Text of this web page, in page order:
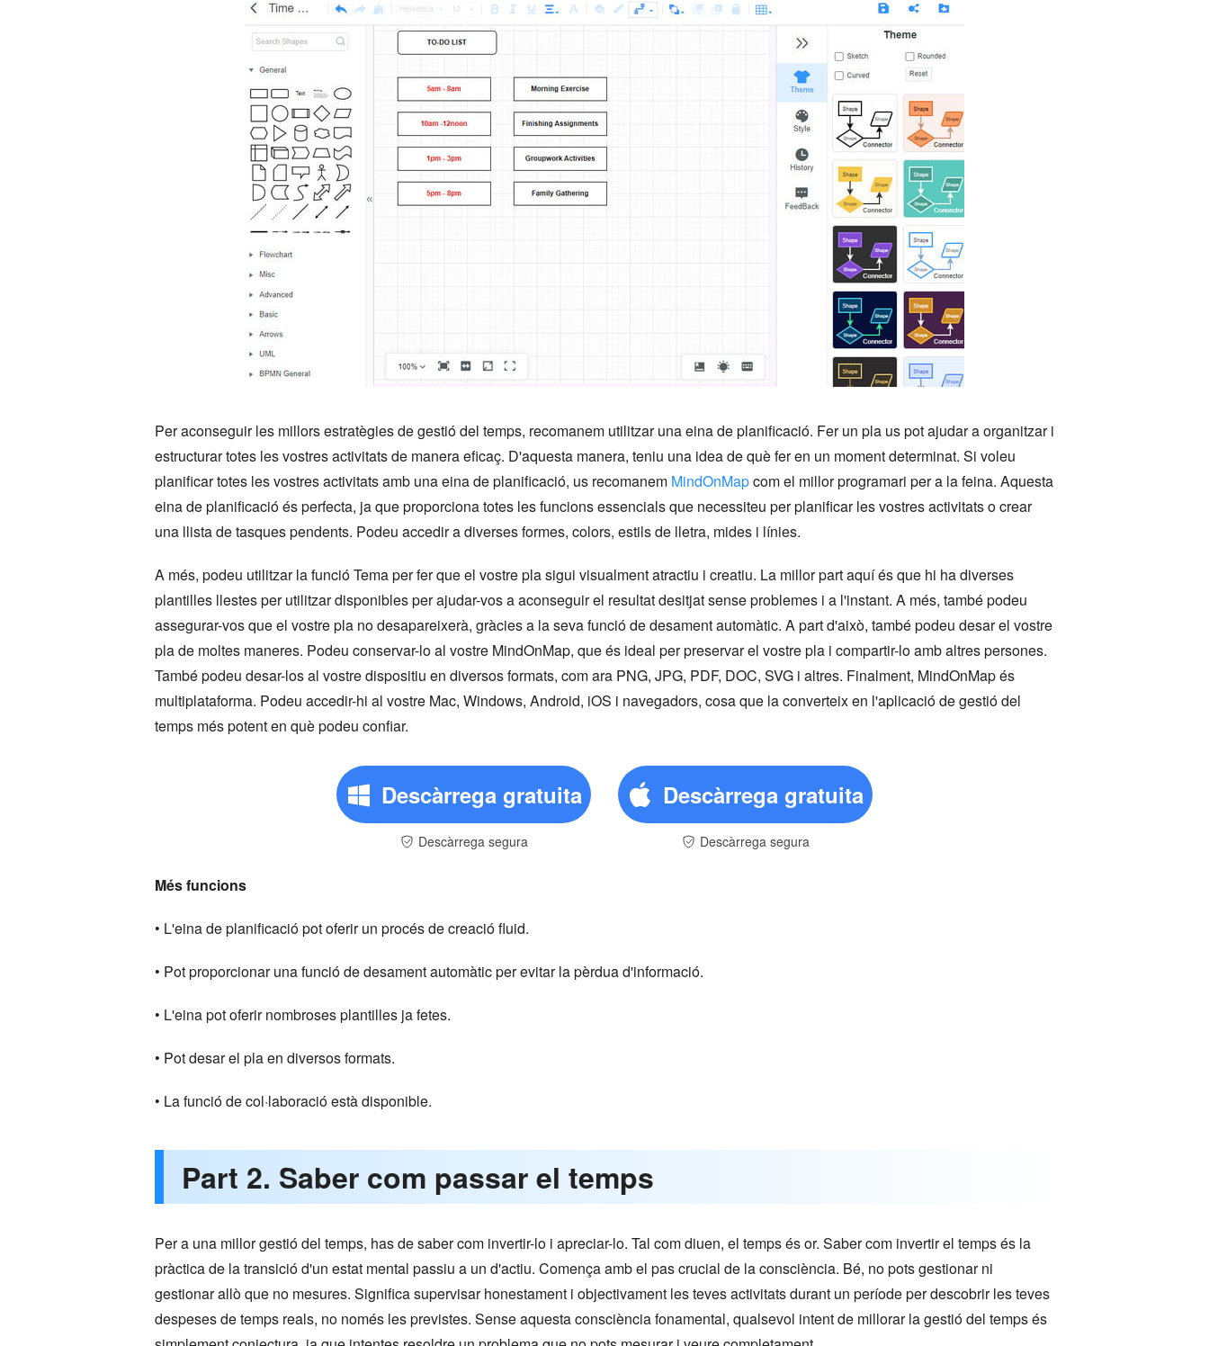
Per aconseguir les millors estratègies de gestió del temps, recomanem utilitzar una eina de planificació. Fer un pla us pot ajudar a organitzar i
estructurar totes les vostres activitats de manera eficaç. D'aquesta manera, teniu una idea de què fer en un moment determinat. Si voleu
planificar totes les vostres activitats amb una eina de planificació, us recomanem MindOnMapcom el millor programari per a la feina. Aquesta
eina de planificació és perfecta, ja que proporciona totes les funcions essencials que necessiteu per planificar les vostres activitats o crear
una llista de tasques pendents. Podeu accedir a diverses formes, colors, estils de lletra, mides i línies.
A més, podeu utilitzar la funció Tema per fer que el vostre pla sigui visualment atractiu i creatiu. La millor part aquí és que hi ha diverses
plantilles llestes per utilitzar disponibles per ajudar-vos a aconseguir el resultat desitjat sense problemes i a l'instant. A més, també podeu
assegurar-vos que el vostre pla no desapareixerà, gràcies a la seva funció de desament automàtic. A part d'això, també podeu desar el vostre
pla de moltes maneres. Podeu conservar-lo al vostre MindOnMap, que és ideal per preservar el vostre pla i compartir-lo amb altres persones.
També podeu desar-los al vostre dispositiu en diversos formats, com ara PNG, JPG, PDF, DOC, SVG i altres. Finalment, MindOnMap és
multiplataforma. Podeu accedir-hi al vostre Mac, Windows, Android, iOS i navegadors, cosa que la converteix en l'aplicació de gestió del
temps més potent en què podeu confiar.
Descàrrega gratuita
Descàrrega segura
Descàrrega gratuita
Descàrrega segura
Més funcions
• L'eina de planificació pot oferir un procés de creació fluid.
• Pot proporcionar una funció de desament automàtic per evitar la pèrdua d'informació.
• L'eina pot oferir nombroses plantilles ja fetes.
• Pot desar el pla en diversos formats.
• La funció de col·laboració està disponible.
Part 2. Saber com passar el temps
Per a una millor gestió del temps, has de saber com invertir-lo i apreciar-lo. Tal com diuen, el temps és or. Saber com invertir el temps és la
pràctica de la transició d'un estat mental passiu a un d'actiu. Comença amb el pas crucial de la consciència. Bé, no pots gestionar ni
gestionar allò que no mesures. Significa supervisar honestament i objectivament les teves activitats durant un període per descobrir les teves
despeses de temps reals, no només les previstes. Sense aquesta consciència fonamental, qualsevol intent de millorar la gestió del temps és